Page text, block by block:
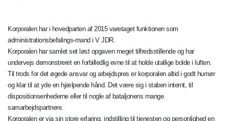
Korporalen har i hovedparten af 2015 varetaget funktionen som
administrationsbefalings-mand i V JDR.
Korporalen har samlet set løst opgaven meget tilfredsstillende og har
undervejs demonstreret en forbilledlig evne til at holde utallige bolde i luften.
Til trods for det øgede ansvar og arbejdspres er korporalen altid i godt humør
og klar til at yde en hjælpende hånd. Det være sig i staben internt, til
dispositionsenhederne eller til nogle af bataljonens mange
samarbejdspartnere.
Korporalen er via sin store erfaring, indstilling til tjenesten og personlighed en